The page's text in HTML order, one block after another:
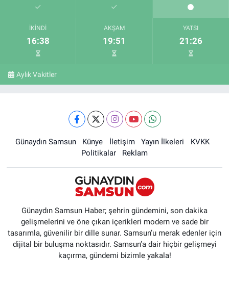
İKINDI
16:38
AKŞAM
19:51
YATSI
21:26
Aylık Vakitler
Günaydın Samsun Künye İletişim Yayın İlkeleri
KVKK
Politikalar
Reklam
Günaydın Samsun Haber; şehrin gündemini, son dakika
gelişmelerini ve öne çıkan içerikleri modern ve sade bir
tasarımla, güvenilir bir dille sunar. Samsun’u merak edenler için
dijital bir buluşma noktasıdır. Samsun’a dair hiçbir gelişmeyi
kaçırma, gündemi bizimle yakala!